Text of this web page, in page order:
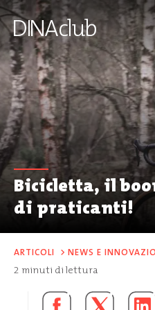
Bicicletta, il
di praticanti!
ARTICOLI > NEWS E
2 minuti di lettura